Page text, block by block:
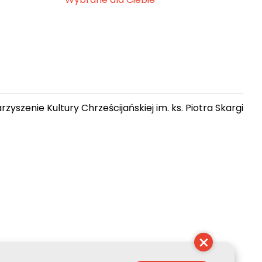
Kultury Chrześcijańskiej im. ks. Piotra Skargi
×